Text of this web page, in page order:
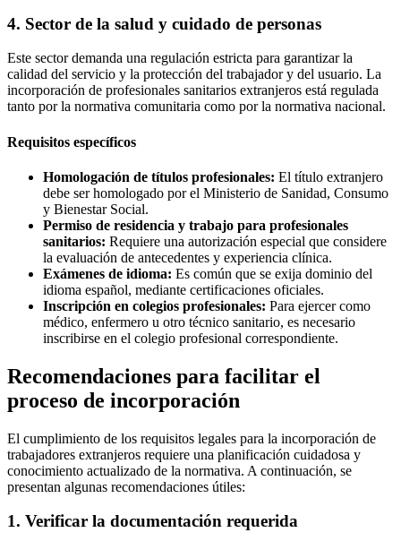
4. Sector de la salud y cuidado de personas
Este sector demanda una regulación estricta para garantizar la
calidad del servicio y la protección del trabajador y del usuario. La
incorporación de profesionales sanitarios extranjeros está regulada
tanto por la normativa comunitaria como por la normativa nacional.
Requisitos específicos
Homologación de títulos profesionales: El título extranjero
debe ser homologado por el Ministerio de Sanidad, Consumo
y Bienestar Social.
Permiso de residencia y trabajo para profesionales
sanitarios: Requiere una autorización especial que considere
la evaluación de antecedentes y experiencia clínica.
Exámenes de idioma: Es común que se exija dominio del
idioma español, mediante certificaciones oficiales.
Inscripción en colegios profesionales: Para ejercer como
médico, enfermero u otro técnico sanitario, es necesario
inscribirse en el colegio profesional correspondiente.
Recomendaciones para facilitar el
proceso de incorporación
El cumplimiento de los requisitos legales para la incorporación de
trabajadores extranjeros requiere una planificación cuidadosa y
conocimiento actualizado de la normativa. A continuación, se
presentan algunas recomendaciones útiles:
1. Verificar la documentación requerida